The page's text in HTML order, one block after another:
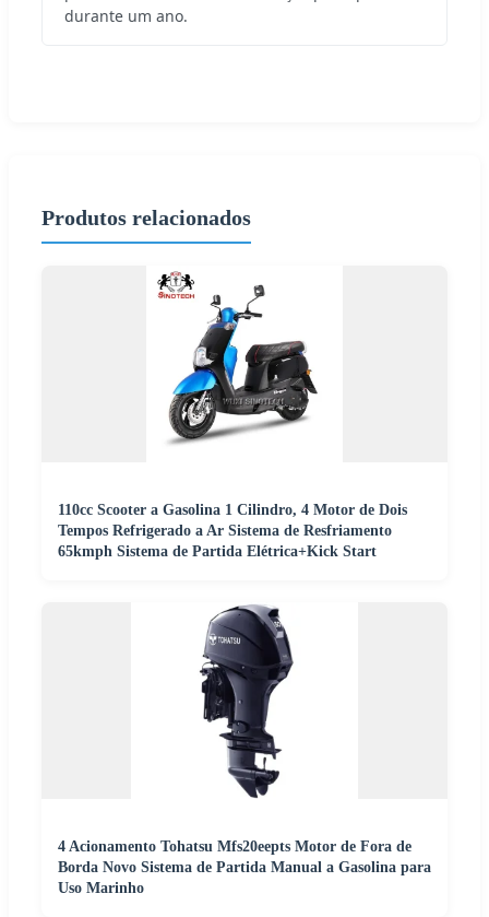
durante um ano.
Produtos relacionados
110cc Scooter a Gasolina 1 Cilindro, 4 Motor de Dois
Tempos Refrigerado a Ar Sistema de Resfriamento
65kmph Sistema de Partida Elétrica+Kick Start
4 Acionamento Tohatsu Mfs20eepts Motor de Fora de
Borda Novo Sistema de Partida Manual a Gasolina para
Uso Marinho